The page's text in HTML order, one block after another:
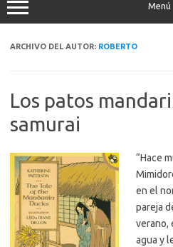
Menú
ARCHIVO DEL AUTOR: ROBERTO
Los patos
samurai
“Hace
en el
pareja
verano,
agua y